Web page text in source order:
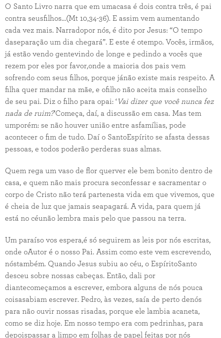
O Santo Livro narra que em umacasa é dois contra três, é pai
contra seusfilhos...(Mt 10,34-36). E assim vem aumentando
cada vez mais. Narradopor nós, é dito por Jesus: “O tempo
daseparação um dia chegará”. E este é otempo. Vocês, irmãos,
já estão vendo gentevindo de longe e pedindo a vocês que
rezem por eles por favor,onde a maioria dos pais vem
sofrendo com seus filhos, porque jánão existe mais respeito. A
filha quer mandar na mãe, e ofilho não aceita mais conselho
de seu pai. Diz o filho para opai: ‘Vai dizer que você nunca fez
nada de ruim?’Começa, daí, a discussão em casa. Mas tem
umporém: se não houver união entre asfamílias, pode
acontecer o fim de tudo. Daí o SantoEspírito se afasta dessas
pessoas, e todos poderão perderas suas almas.
Quem rega um vaso de flor querver ele bem bonito dentro de
casa, e quem não mais procura seconfessar e sacramentar o
corpo de Cristo não terá partenesta vida em que vivemos, que
é cheia de luz que jamais seapagará. A vida, para quem já
está no céunão lembra mais pelo que passou na terra.
Um paraíso vos espera,é só seguirem as leis por nós escritas,
onde oAutor é o nosso Pai. Assim como este vem escrevendo,
nóstambém. Quando Jesus subiu ao céu, o EspíritoSanto
desceu sobre nossas cabeças. Então, dali por
diantecomeçamos a escrever, embora alguns de nós pouca
coisasabiam escrever. Pedro, às vezes, saía de perto denós
para não ouvir nossas risadas, porque ele lambia acaneta,
como se diz hoje. Em nosso tempo era com pedrinhas, para
depoispassar a limpo em folhas de papel feitas por nós